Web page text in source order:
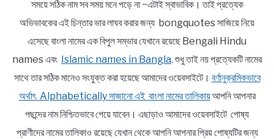
সময়ে সঠিক নাম সব সময় মনে পড়ে না ~এটাই স্বাভাবিক। তাই প্রত্যেক
অভিভাবকের এই চিন্তার ভার লাঘব করার জন্য bongquotes সাজিয়ে নিয়ে
এসেছে বাংলা নামের এক বিপুল সম্ভার যেখানে রয়েছে Bengali Hindu
names এবং Islamic names in Bangla. শুধু তাই নয় প্রত্যেকটি নামের
সাথে তার সঠিক মানেও সংযুক্ত করা হয়েছে আমাদের ওয়েবসাইটে। বর্ণানুক্রমিকভাবে
অর্থাৎ Alphabetically সাজানো এই বাংলা নামের তালিকায়আপনি আপনার
পছন্দের নাম নিশ্চিতভাবে পেয়ে যাবেন। এছাড়াও আমাদের ওয়েবসাইটে পোষ্য
প্রাণীদের নামের তালিকাও রয়েছে যেখান থেকে আপনি আপনার প্রিয় পোষ্যটির জন্য